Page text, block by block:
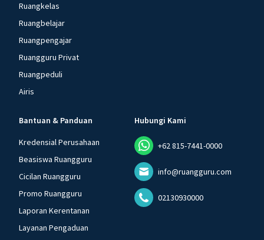
Ruangkelas
Ruangbelajar
Ruangpengajar
Ruangguru Privat
Ruangpeduli
Airis
Bantuan & Panduan
Kredensial Perusahaan
Beasiswa Ruangguru
Cicilan Ruangguru
Promo Ruangguru
Laporan Kerentanan
Layanan Pengaduan
Hubungi Kami
+62 815-7441-0000
info@ruangguru.com
02130930000